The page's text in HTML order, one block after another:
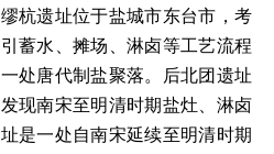
杭遗址位于盐城市东台市，考
蓄水、摊场、淋卤等工艺流程
处唐代制盐聚落。后北团遗址
现南宋至明清时期盐灶、淋卤
是一处自南宋延续至明清时期